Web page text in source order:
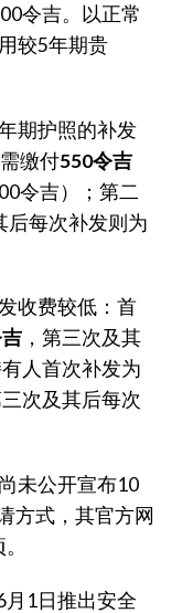
令吉。以正常
较5年期贵
期护照的补发
缴付550令吉
令吉）；第二
后每次补发则为
收费较低：首
，第三次及其
有人首次补发为
三次及其后每次
未公开宣布10
方式，其官方网
1日推出安全